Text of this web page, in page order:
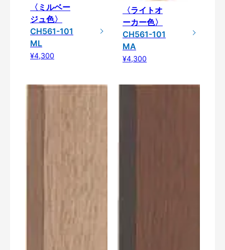
〈ミルベー
ジュ色〉
CH561-101
ML
¥4,300
〈ライトオ
ーカー色〉
CH561-101
MA
¥4,300